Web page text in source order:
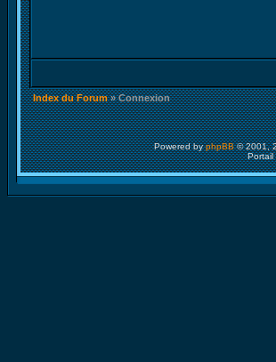
Index du Forum» Connexion
Powered byphpBB© 2001,